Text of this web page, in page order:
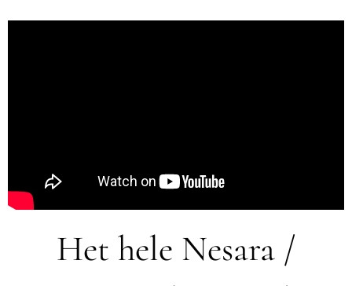
Het hele Nesara /